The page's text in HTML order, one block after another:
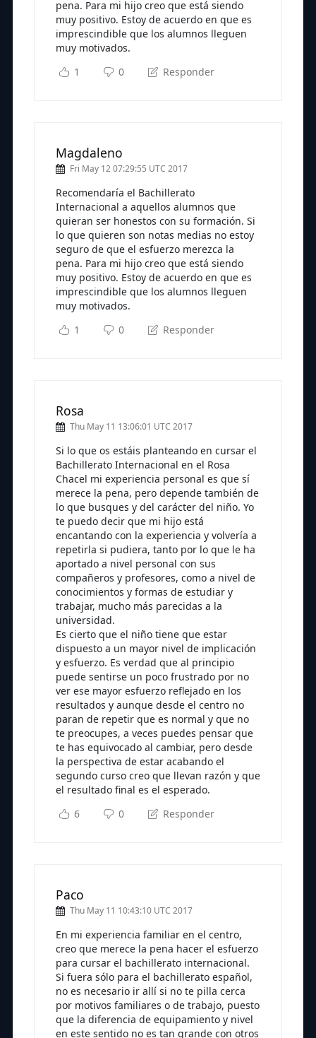
pena. Para mi hijo creo que está siendo
muy positivo. Estoy de acuerdo en que es
imprescindible que los alumnos lleguen
muy motivados.
1
0 Responder
Magdaleno
Fri May 12 07:29:55 UTC 2017
Recomendaría el Bachillerato
Internacional a aquellos alumnos que
quieran ser honestos con su formación. Si
lo que quieren son notas medias no estoy
seguro de que el esfuerzo merezca la
pena. Para mi hijo creo que está siendo
muy positivo. Estoy de acuerdo en que es
imprescindible que los alumnos lleguen
muy motivados.
1
0 Responder
Rosa
Thu May 11 13:06:01 UTC 2017
Si lo que os estáis planteando en cursar el
Bachillerato Internacional en el Rosa
Chacel mi experiencia personal es que sí
merece la pena, pero depende también de
lo que busques y del carácter del niño. Yo
te puedo decir que mi hijo está
encantando con la experiencia y volvería a
repetirla si pudiera, tanto por lo que le ha
aportado a nivel personal con sus
compañeros y profesores, como a nivel de
conocimientos y formas de estudiar y
trabajar, mucho más parecidas a la
universidad.
Es cierto que el niño tiene que estar
dispuesto a un mayor nivel de implicación
y esfuerzo. Es verdad que al principio
puede sentirse un poco frustrado por no
ver ese mayor esfuerzo reflejado en los
resultados y aunque desde el centro no
paran de repetir que es normal y que no
te preocupes, a veces puedes pensar que
te has equivocado al cambiar, pero desde
la perspectiva de estar acabando el
segundo curso creo que llevan razón y que
el resultado final es el esperado.
6
0 Responder
Paco
Thu May 11 10:43:10 UTC 2017
En mi experiencia familiar en el centro,
creo que merece la pena hacer el esfuerzo
para cursar el bachillerato internacional.
Si fuera sólo para el bachillerato español,
no es necesario ir allí si no te pilla cerca
por motivos familiares o de trabajo, puesto
que la diferencia de equipamiento y nivel
en este sentido no es tan grande con otros